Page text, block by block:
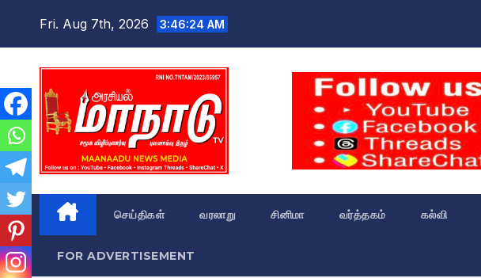
Fri. Aug 7th, 2026 3:46:25 AM
செய்திகள் வரலாறு சினிமா வர்த்தகம் கல்வி
FOR ADVERTISEMENT